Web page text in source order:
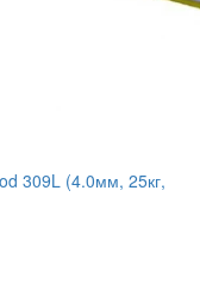
309L (4.0мм, 25кг,